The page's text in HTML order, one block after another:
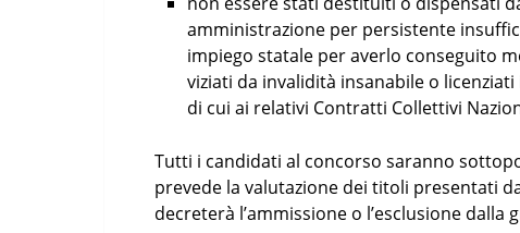
amministrazione per persistente
impiego statale per averlo conseguito
viziati da invalidità insanabile o
di cui ai relativi Contratti Collettivi
Tutti i candidati al concorso saranno
prevede la valutazione dei titoli presentati
decreterà l’ammissione o l’esclusione dalla